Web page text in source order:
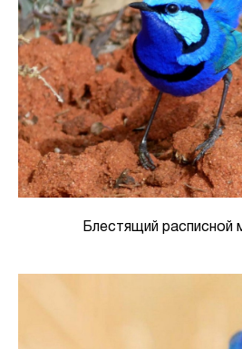
Блестящий расписной